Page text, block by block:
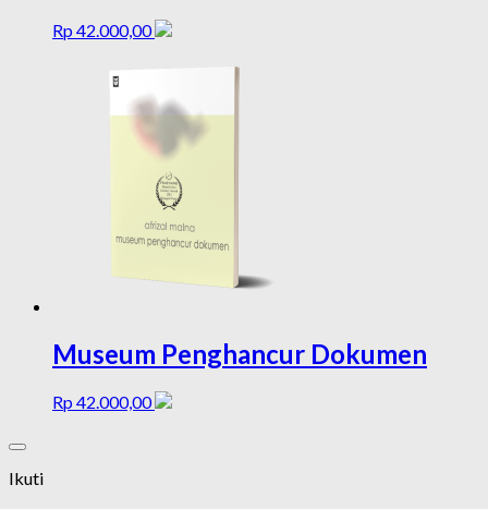
Rp 42.000,00
Museum Penghancur Dokumen
Rp 42.000,00
Ikuti